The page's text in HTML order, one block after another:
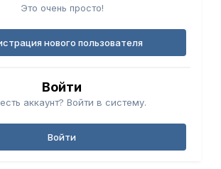
Это очень просто!
нового пользователя
Войти
аккаунт? Войти в систему.
Войти